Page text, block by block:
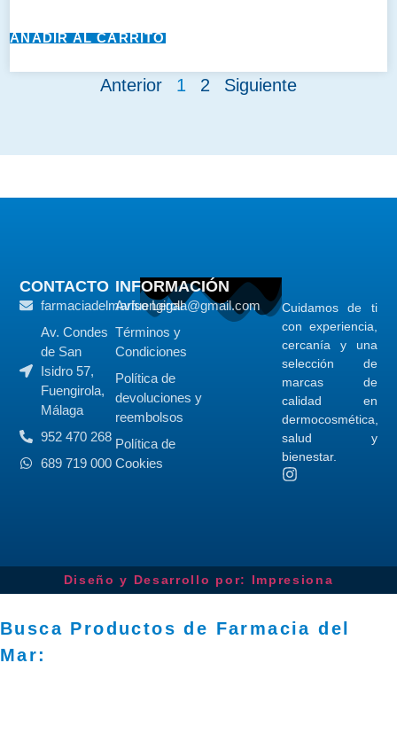
AÑADIR AL CARRITO
Anterior 1 2 Siguiente
Cuidamos de ti
con experiencia,
cercanía y una
selección de
marcas de
calidad en
dermocosmética,
salud y
bienestar.
CONTACTO
farmaciadelmarfuengirola@gmail.com
Av. Condes
de San
Isidro 57,
Fuengirola,
Málaga
952 470 268
689 719 000
INFORMACIÓN
Aviso Legal
Términos y
Condiciones
Política de
devoluciones y
reembolsos
Política de
Cookies
Diseño y Desarrollo por: Impresiona​
Busca Productos de Farmacia del
Mar: